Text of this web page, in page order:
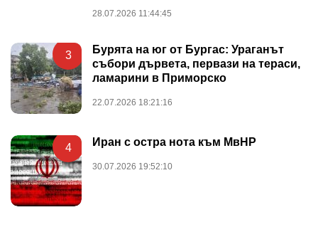
28.07.2026 11:44:45
3
Бурята на юг от Бургас: Ураганът
събори дървета, первази на тераси,
ламарини в Приморско
22.07.2026 18:21:16
4 Иран с остра нота към МвНР
30.07.2026 19:52:10